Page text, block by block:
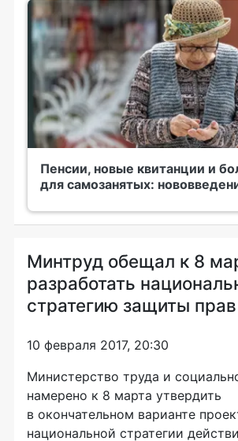
Пенсии, новые квитанции и
для самозанятых:
Минтруд обещал к 8
разработать
стратегию защиты
10 февраля 2017, 20:30
Министерство труда и
намерено к 8 марта утвердить
в окончательном варианте
национальной стратегии